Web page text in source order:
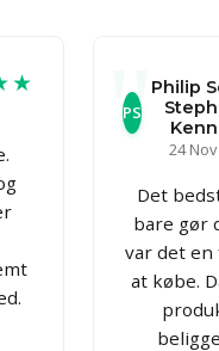
PS
Philip
24
Det
bare gør
var det en
at købe.